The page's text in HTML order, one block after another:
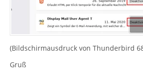
(Bildschirmausdruck von Thunderbird
Gruß